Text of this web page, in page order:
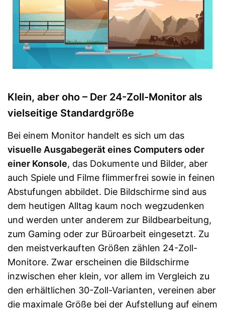
Klein, aber oho – Der 24-Zoll-Monitor als
vielseitige Standardgröße
Bei einem Monitor handelt es sich um das
visuelle Ausgabegerät eines Computers oder
einer Konsole, das Dokumente und Bilder, aber
auch Spiele und Filme flimmerfrei sowie in feinen
Abstufungen abbildet. Die Bildschirme sind aus
dem heutigen Alltag kaum noch wegzudenken
und werden unter anderem zur Bildbearbeitung,
zum Gaming oder zur Büroarbeit eingesetzt. Zu
den meistverkauften Größen zählen 24-Zoll-
Monitore. Zwar erscheinen die Bildschirme
inzwischen eher klein, vor allem im Vergleich zu
den erhältlichen 30-Zoll-Varianten, vereinen aber
die maximale Größe bei der Aufstellung auf einem